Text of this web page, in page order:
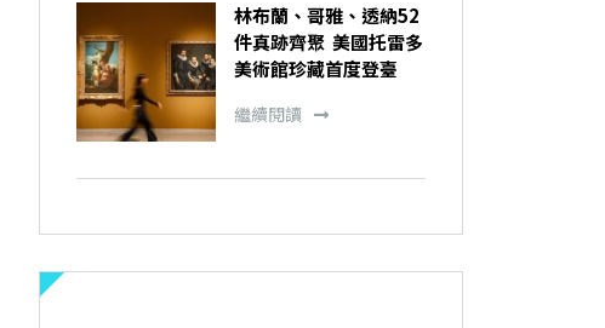
林布蘭、哥雅、透納52
件真跡齊聚 美國托雷多
美術館珍藏首度登臺
繼續閱讀